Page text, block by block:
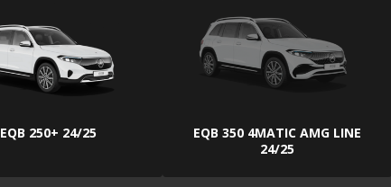
EQB 250+ 24/25
EQB 350 4MATIC AMG LINE
24/25